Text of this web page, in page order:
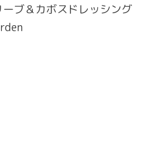
ブ＆カボスドレッシング